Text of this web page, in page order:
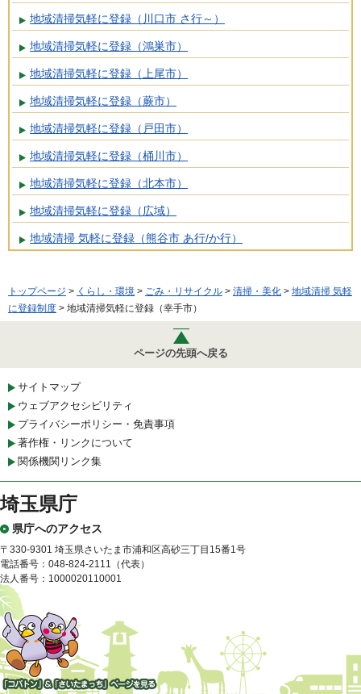
地域清掃気軽に登録（川口市 さ行～）
地域清掃気軽に登録（鴻巣市）
地域清掃気軽に登録（上尾市）
地域清掃気軽に登録（蕨市）
地域清掃気軽に登録（戸田市）
地域清掃気軽に登録（桶川市）
地域清掃気軽に登録（北本市）
地域清掃気軽に登録（広域）
地域清掃 気軽に登録（熊谷市 あ行/か行）
トップページ > くらし・環境 > ごみ・リサイクル > 清掃・美化 > 地域清掃 気軽
に登録制度 > 地域清掃気軽に登録（幸手市）
ページの先頭へ戻る
サイトマップ
ウェブアクセシビリティ
プライバシーポリシー・免責事項
著作権・リンクについて
関係機関リンク集
埼玉県庁
県庁へのアクセス
〒330-9301 埼玉県さいたま市浦和区高砂三丁目15番1号
電話番号：048-824-2111（代表）
法人番号：1000020110001
「コバトン」&「さいたまっ